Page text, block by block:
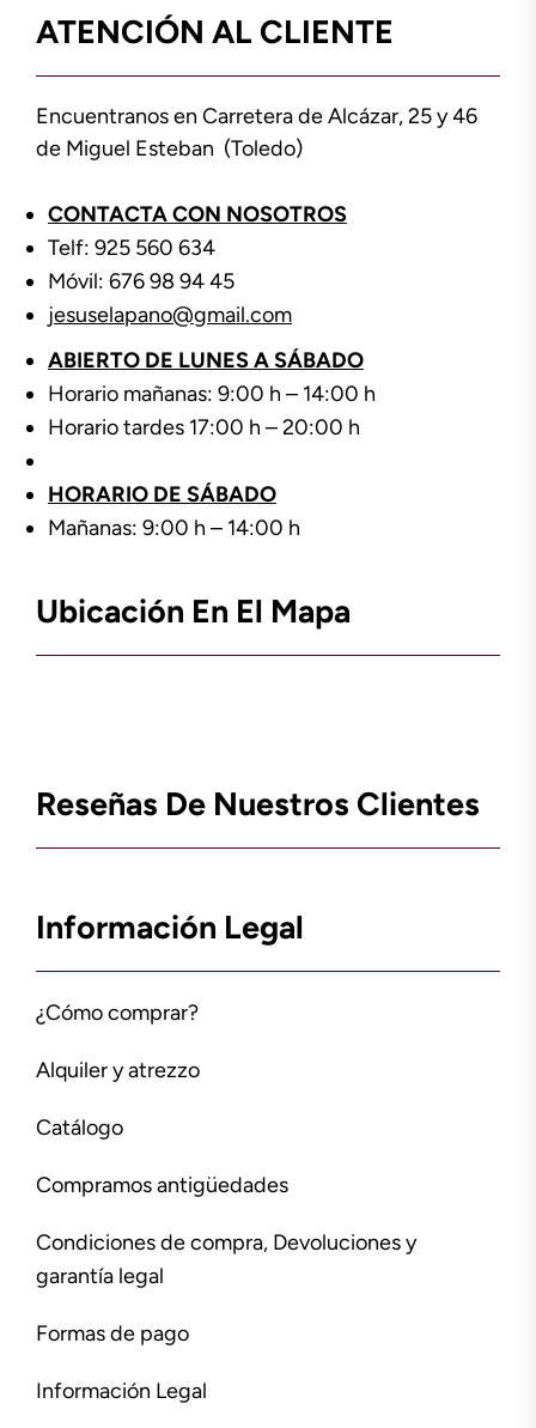
ATENCIÓN AL CLIENTE
Encuentranos en Carretera de Alcázar, 25 y 46
de Miguel Esteban (Toledo)
CONTACTA CON NOSOTROS
Telf: 925 560 634
Móvil: 676 98 94 45
jesuselapano@gmail.com
ABIERTO DE LUNES A SÁBADO
Horario mañanas: 9:00 h – 14:00 h
Horario tardes 17:00 h – 20:00 h
HORARIO DE SÁBADO
Mañanas: 9:00 h – 14:00 h
Ubicación En El Mapa
Reseñas De Nuestros Clientes
Información Legal
¿Cómo comprar?
Alquiler y atrezzo
Catálogo
Compramos antigüedades
Condiciones de compra, Devoluciones y
garantía legal
Formas de pago
Información Legal